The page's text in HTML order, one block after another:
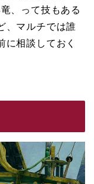
、って技もある
、マルチでは誰
に相談しておく